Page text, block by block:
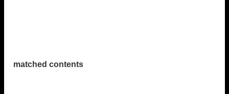
matched contents